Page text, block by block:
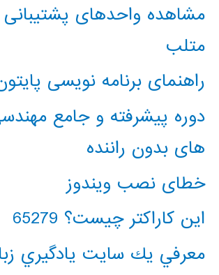
مشاهده واحدهای پشتیبانی
متلب
راهنمای برنامه نویسی
دوره پیشرفته و جامع
های بدون راننده
خطای نصب ویندوز
این کاراکتر چیست؟ 65279
معرفي يك سايت يادگيري